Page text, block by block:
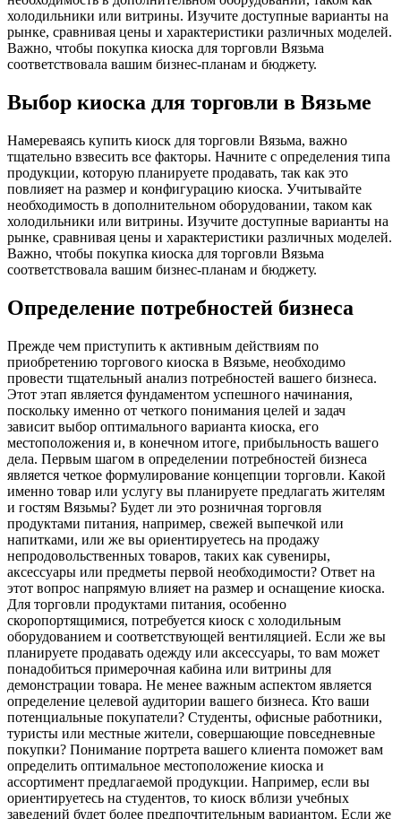
холодильники или витрины. Изучите доступные варианты на
рынке, сравнивая цены и характеристики различных моделей.
Важно, чтобы покупка киоска для торговли Вязьма
соответствовала вашим бизнес-планам и бюджету.
Выбор киоска для торговли в Вязьме
Намереваясь купить киоск для торговли Вязьма, важно
тщательно взвесить все факторы. Начните с определения типа
продукции, которую планируете продавать, так как это
повлияет на размер и конфигурацию киоска. Учитывайте
необходимость в дополнительном оборудовании, таком как
холодильники или витрины. Изучите доступные варианты на
рынке, сравнивая цены и характеристики различных моделей.
Важно, чтобы покупка киоска для торговли Вязьма
соответствовала вашим бизнес-планам и бюджету.
Определение потребностей бизнеса
Прежде чем приступить к активным действиям по
приобретению торгового киоска в Вязьме, необходимо
провести тщательный анализ потребностей вашего бизнеса.
Этот этап является фундаментом успешного начинания,
поскольку именно от четкого понимания целей и задач
зависит выбор оптимального варианта киоска, его
местоположения и, в конечном итоге, прибыльность вашего
дела. Первым шагом в определении потребностей бизнеса
является четкое формулирование концепции торговли. Какой
именно товар или услугу вы планируете предлагать жителям
и гостям Вязьмы? Будет ли это розничная торговля
продуктами питания, например, свежей выпечкой или
напитками, или же вы ориентируетесь на продажу
непродовольственных товаров, таких как сувениры,
аксессуары или предметы первой необходимости? Ответ на
этот вопрос напрямую влияет на размер и оснащение киоска.
Для торговли продуктами питания, особенно
скоропортящимися, потребуется киоск с холодильным
оборудованием и соответствующей вентиляцией. Если же вы
планируете продавать одежду или аксессуары, то вам может
понадобиться примерочная кабина или витрины для
демонстрации товара. Не менее важным аспектом является
определение целевой аудитории вашего бизнеса. Кто ваши
потенциальные покупатели? Студенты, офисные работники,
туристы или местные жители, совершающие повседневные
покупки? Понимание портрета вашего клиента поможет вам
определить оптимальное местоположение киоска и
ассортимент предлагаемой продукции. Например, если вы
ориентируетесь на студентов, то киоск вблизи учебных
заведений будет более предпочтительным вариантом. Если же